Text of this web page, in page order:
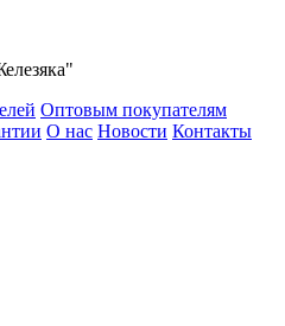
Оптовым покупателям
О нас Новости Контакты